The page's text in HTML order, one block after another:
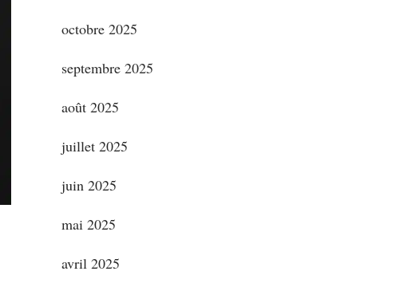
octobre 2025
septembre 2025
août 2025
juillet 2025
juin 2025
mai 2025
avril 2025